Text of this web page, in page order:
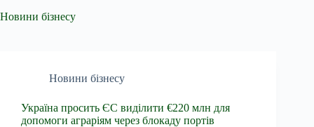
Новини бізнесу
Новини бізнесу
Україна просить ЄС виділити €220 млн для
допомоги аграріям через блокаду портів